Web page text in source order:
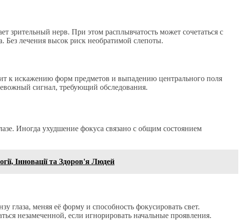
зрительный нерв. При этом расплывчатость может сочетаться с
Без лечения высок риск необратимой слепоты.
к искажению форм предметов и выпадению центрального поля
сигнал, требующий обследования.
Иногда ухудшение фокуса связано с общим состоянием
Інновації та Здоров'я Людей
глаза, меняя её форму и способность фокусировать свет.
незамеченной, если игнорировать начальные проявления.